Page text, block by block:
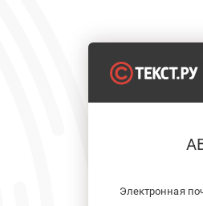
Электронная